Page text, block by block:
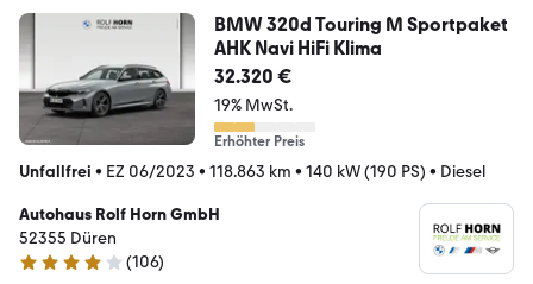
BMW 320d Touring M Sportpaket
AHK Navi HiFi Klima
32.320 €
19% MwSt.
Erhöhter Preis
Unfallfrei • EZ 06/2023 • 118.863 km • 140 kW (190 PS) • Diesel
Autohaus Rolf Horn GmbH
52355 Düren
4.2 Sterne
(106)